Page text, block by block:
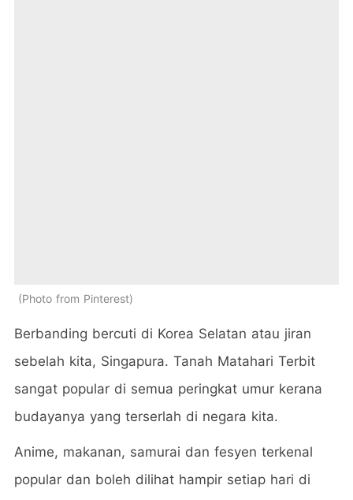
Photo from Pinterest
Berbanding bercuti di Korea Selatan atau jiran
sebelah kita, Singapura. Tanah Matahari Terbit
sangat popular di semua peringkat umur kerana
budayanya yang terserlah di negara kita.
Anime, makanan, samurai dan fesyen terkenal
popular dan boleh dilihat hampir setiap hari di